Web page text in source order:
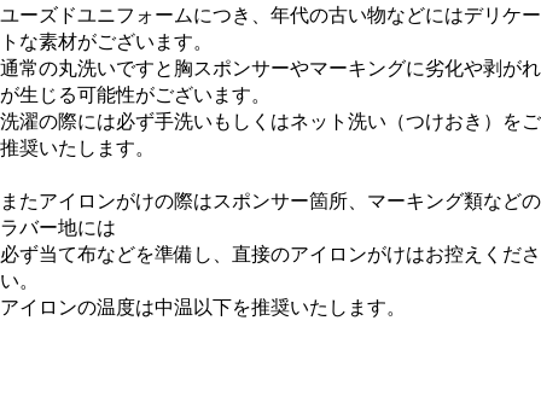
ユーズドユニフォームにつき、年代の古い物などにはデリケー
トな素材がございます。
通常の丸洗いですと胸スポンサーやマーキングに劣化や剥がれ
が生じる可能性がございます。
洗濯の際には必ず手洗いもしくはネット洗い（つけおき）をご
推奨いたします。
またアイロンがけの際はスポンサー箇所、マーキング類などの
ラバー地には
必ず当て布などを準備し、直接のアイロンがけはお控えくださ
い。
アイロンの温度は中温以下を推奨いたします。